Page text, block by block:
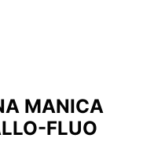
MANICA
FLUO